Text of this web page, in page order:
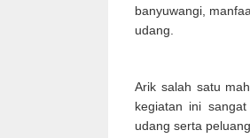
banyuwangi,
udang.
Arik salah satu
kegiatan ini
udang serta